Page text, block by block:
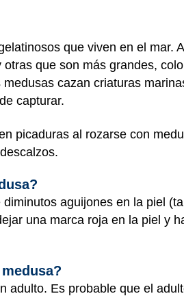
que viven en el mar.
que son más grandes,
cazan criaturas
capturar.
picaduras al rozarse con
aguijones en la piel
una marca roja en la piel y
adulto. Es probable que el